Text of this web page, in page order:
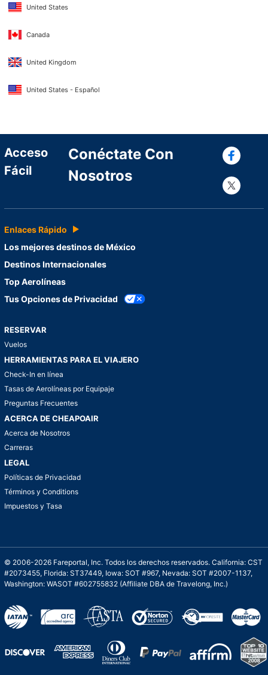
United States
Canada
United Kingdom
United States - Español
Acceso
Fácil
Conéctate Con
Nosotros
Enlaces Rápido
Los mejores destinos de México
Destinos Internacionales
Top Aerolíneas
Tus Opciones de Privacidad
RESERVAR
Vuelos
HERRAMIENTAS PARA EL VIAJERO
Check-In en línea
Tasas de Aerolíneas por Equipaje
Preguntas Frecuentes
ACERCA DE CHEAPOAIR
Acerca de Nosotros
Carreras
LEGAL
Políticas de Privacidad
Términos y Conditions
Impuestos y Tasa
© 2006-2026 Fareportal, Inc. Todos los derechos reservados. California: CST
#2073455, Florida: ST37449, Iowa: SOT #967, Nevada: SOT #2007-1137,
Washington: WASOT #602755832 (Affiliate DBA de Travelong, Inc.)